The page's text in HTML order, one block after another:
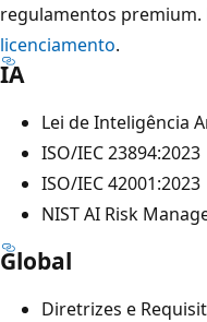
regulamentos premium.
licenciamento.
IA
Lei de Inteligência
ISO/IEC 23894:2023
ISO/IEC 42001:2023
NIST AI Risk
Global
Diretrizes e